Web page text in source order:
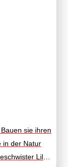
sie ihren
in der Natur
Lilli